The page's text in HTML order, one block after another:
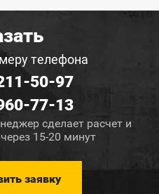
телефона
50-97
77-13
сделает расчет и
15-20 минут
заявку